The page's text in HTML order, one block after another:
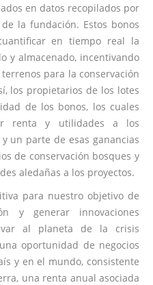
en datos recopilados por
la fundación. Estos bonos
en tiempo real la
y almacenado, incentivando
para la conservación
los propietarios de los lotes
de los bonos, los cuales
renta y utilidades a los
un parte de esas ganancias
de conservación bosques y
aledañas a los proyectos.
para nuestro objetivo de
y generar innovaciones
al planeta de la crisis
oportunidad de negocios
y en el mundo, consistente
una renta anual asociada